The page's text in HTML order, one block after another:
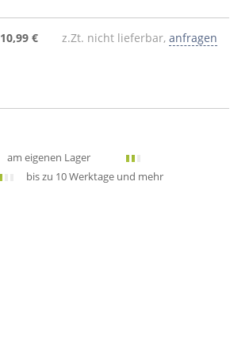
10,99 € z.Zt. nicht lieferbar, anfragen
am eigenen Lager
bis zu 10 Werktage und mehr